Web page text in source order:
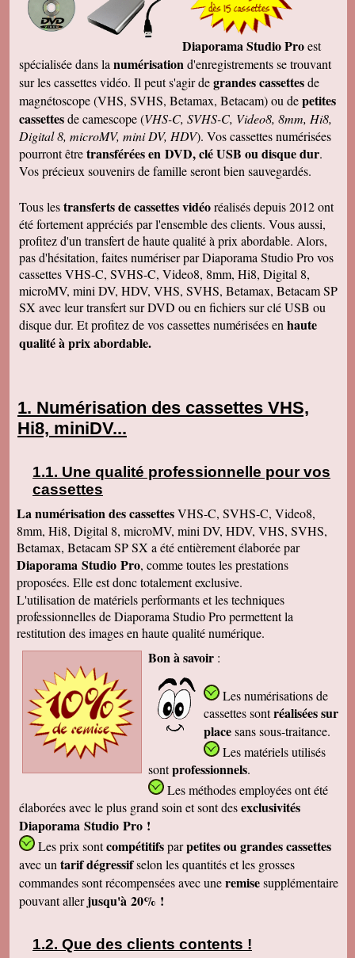
Diaporama Studio Proest
spécialisée dans la numérisationd'enregistrements se trouvant
sur les cassettes vidéo. Il peut s'agir degrandes cassettesde
magnétoscope (VHS, SVHS, Betamax, Betacam) ou depetites
cassettesde camescope (VHS-C, SVHS-C, Video8, 8mm, Hi8,
Digital 8, microMV, mini DV, HDV). Vos cassettes numérisées
pourront êtretransférées en DVD, clé USB ou disque dur.
Vos précieux souvenirs de famille seront bien sauvegardés.
Tous lestransferts de cassettes vidéoréalisés depuis 2012 ont
été fortement appréciés par l'ensemble des clients. Vous aussi,
profitez d'un transfert de haute qualité à prix abordable. Alors,
pas d'hésitation, faites numériser par Diaporama Studio Pro vos
cassettes VHS-C, SVHS-C, Video8, 8mm, Hi8, Digital 8,
microMV, mini DV, HDV, VHS, SVHS, Betamax, Betacam SP
SX avec leur transfert sur DVD ou en fichiers sur clé USB ou
disque dur. Et profitez de vos cassettes numérisées en haute
qualité à prix abordable.
Numérisation des cassettes VHS,
Hi8, miniDV...
Une qualité professionnelle pour vos
cassettes
La numérisation des cassettesVHS-C, SVHS-C, Video8,
8mm, Hi8, Digital 8, microMV, mini DV, HDV, VHS, SVHS,
Betamax, Betacam SP SX a été entièrement élaborée par
Diaporama Studio Pro, comme toutes les prestations
proposées. Elle est donc totalement exclusive.
L'utilisation de matériels performants et les techniques
professionnelles de Diaporama Studio Pro permettent la
restitution des images en haute qualité numérique.
Bon à savoir :
Les numérisations de
cassettessontréalisées sur
placesans sous-traitance.
Les matériels utilisés
sontprofessionnels.
Les méthodes employéesont été
élaborées avec le plus grand soin et sont desexclusivités
Diaporama Studio Pro !
Les prix sontcompétitifsparpetitesou grandes cassettes
avec un tarif dégressifselon les quantités et les grosses
commandes sont récompensées avec uneremisesupplémentaire
pouvant allerjusqu'à 20% !
Que des clients contents !